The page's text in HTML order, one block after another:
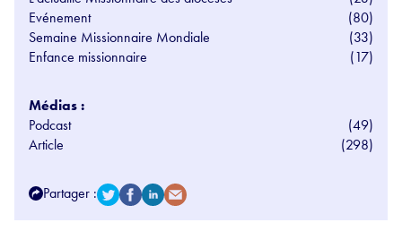
Evénement
(80)
Semaine Missionnaire Mondiale
(33)
Enfance missionnaire
(17)
Médias :
Podcast
(49)
Article
(298)
Partager :